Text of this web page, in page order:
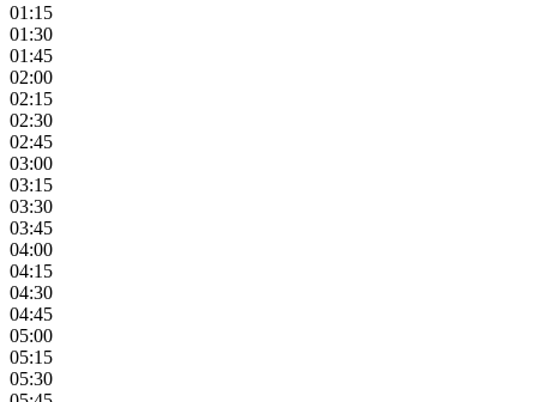
01:15
01:30
01:45
02:00
02:15
02:30
02:45
03:00
03:15
03:30
03:45
04:00
04:15
04:30
04:45
05:00
05:15
05:30